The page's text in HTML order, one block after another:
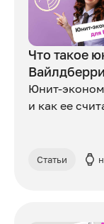
Что такое
Юнит-
и как ее
Статьи